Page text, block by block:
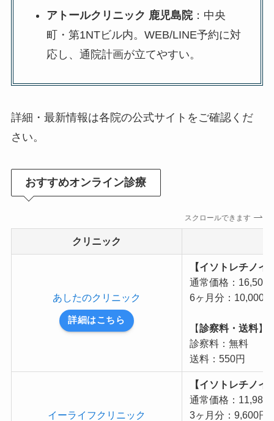
アトールクリニック 鹿児島院：中央
町・第1NTビル内。WEB/LINE予約に対
応し、通院計画が立てやすい。
詳細・最新情報は各院の公式サイトをご確認くだ
さい。
おすすめオンライン診療
スクロールできます
クリニック
あしたのクリニック
詳細はこちら
【イソトレチノイ
通常価格：16,500
6ヶ月分：10,000
【診察料・送料】
診察料：無料
送料：550円
イーライフクリニック
【イソトレチノイ
通常価格：11,980
3ヶ月分：9,600円